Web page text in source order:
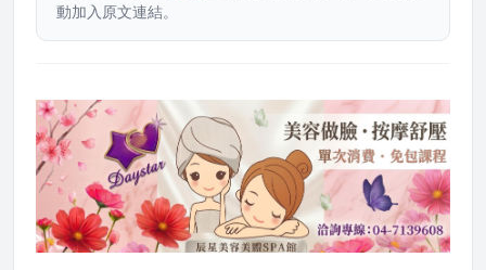
動加入原文連結。